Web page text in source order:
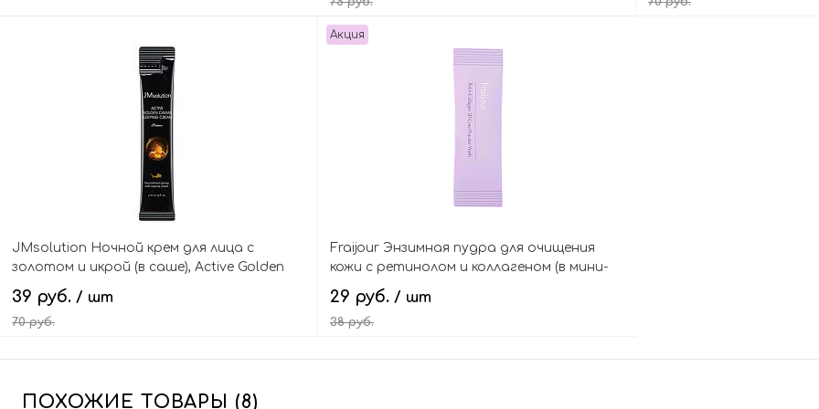
В корзину В корзину
JMsolution Ночной крем для лица с
золотом и икрой (в саше), Active Golden
Caviar Sleeping Cream Prime
39 руб. / шт
70 руб.
Акция
Fraijour Энзимная пудра для очищения
кожи с ретинолом и коллагеном (в мини-
саше), Retin-Collagen 3D Core Powder Wash
29 руб. / шт
38 руб.
ПОХОЖИЕ ТОВАРЫ (8)